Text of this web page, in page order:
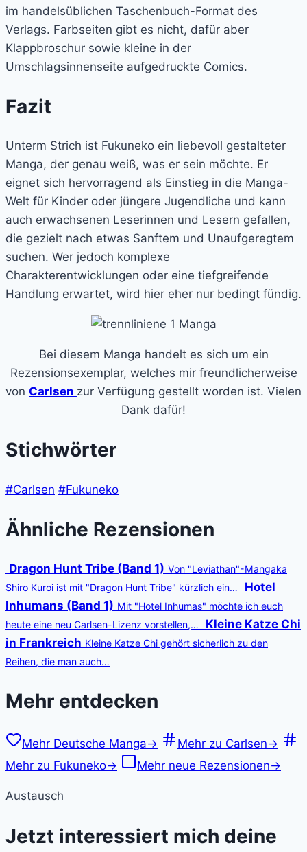
im handelsüblichen Taschenbuch-Format des
Verlags. Farbseiten gibt es nicht, dafür aber
Klappbroschur sowie kleine in der
Umschlagsinnenseite aufgedruckte Comics.
Fazit
Unterm Strich ist Fukuneko ein liebevoll gestalteter
Manga, der genau weiß, was er sein möchte. Er
eignet sich hervorragend als Einstieg in die Manga-
Welt für Kinder oder jüngere Jugendliche und kann
auch erwachsenen Leserinnen und Lesern gefallen,
die gezielt nach etwas Sanftem und Unaufgeregtem
suchen. Wer jedoch komplexe
Charakterentwicklungen oder eine tiefgreifende
Handlung erwartet, wird hier eher nur bedingt fündig.
Bei diesem Manga handelt es sich um ein
Rezensionsexemplar, welches mir freundlicherweise
von Carlsen zur Verfügung gestellt worden ist. Vielen
Dank dafür!
Stichwörter
#Carlsen #Fukuneko
Ähnliche Rezensionen
Dragon Hunt Tribe (Band 1) Von "Leviathan"-Mangaka
Shiro Kuroi ist mit "Dragon Hunt Tribe" kürzlich ein…
Hotel
Inhumans (Band 1) Mit "Hotel Inhumas" möchte ich euch
heute eine neu Carlsen-Lizenz vorstellen,…
Kleine Katze Chi
in Frankreich Kleine Katze Chi gehört sicherlich zu den
Reihen, die man auch…
Mehr entdecken
Mehr Deutsche Manga→ Mehr zu Carlsen→
Mehr zu Fukuneko→ Mehr neue Rezensionen→
Austausch
Jetzt interessiert mich deine